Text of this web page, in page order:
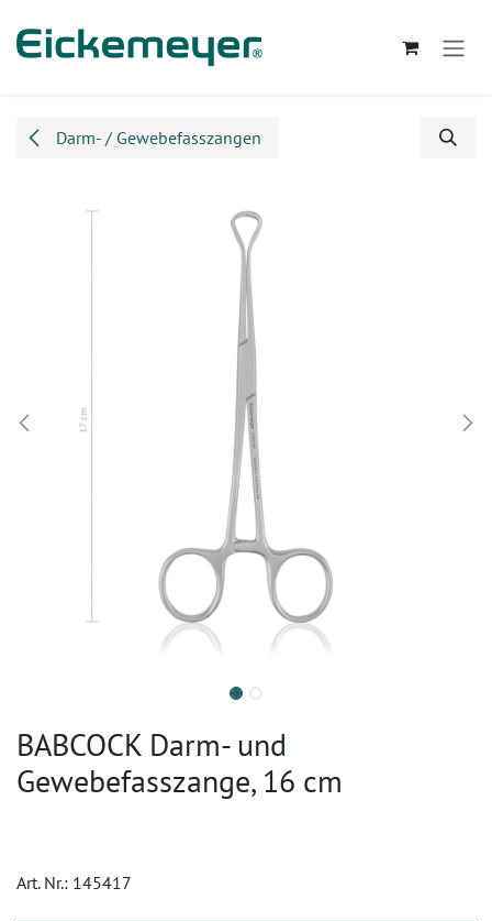
Darm- / Gewebefasszangen
BABCOCK Darm- und
Gewebefasszange, 16 cm
Art. Nr.: 145417